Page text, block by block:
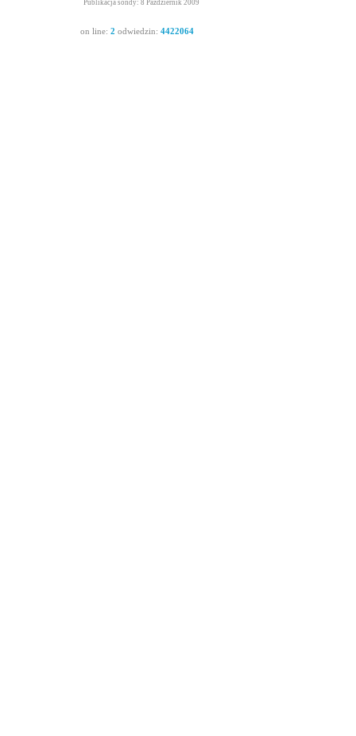
Publikacja sondy: 8 Październik 2009
on line: 2 odwiedzin: 4422064